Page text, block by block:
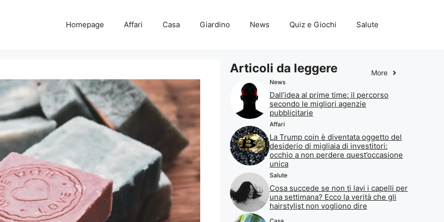
Homepage Affari Casa Giardino News Quiz e Giochi Salute
Articoli da leggere More
News
Dall’idea al prime time: il percorso
secondo le migliori agenzie
pubblicitarie
Affari
La Trump coin è diventata oggetto del
desiderio di migliaia di investitori:
occhio a non perdere quest’occasione
unica
Salute
Cosa succede se non ti lavi i capelli per
una settimana? Ecco la verità che gli
hairstylist non vogliono dire
Casa